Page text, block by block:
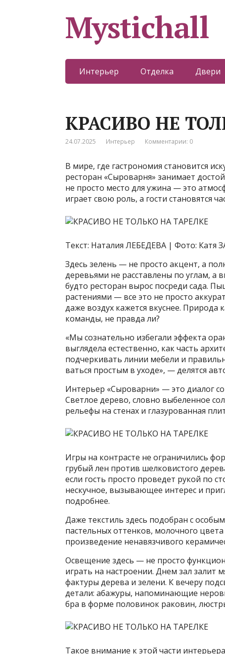
Mystichall
Интерьер Отделка Двери
КРАСИВО НЕ
24.07.2025 Интерьер Комментарии: 0
В мире, где гастрономия становится
ресторан «Сыроварня» занимает
не просто место для ужина — это
играет свою роль, а гости становятся
Текст: Наталия ЛЕБЕДЕВА | Фото: Катя
Здесь зелень — не просто акцент, а
деревьями не расставлены по углам, а
будто ресторан вырос посреди сада.
растениями — все это не просто
даже воздух кажется вкуснее.
команды, не правда ли?
«Мы сознательно избегали эффекта
выглядела естественно, как часть
подчеркивать линии мебели и
ваться простым в уходе», — делятся
Интерьер «Сыроварни» — это диалог
Светлое дерево, словно выбеленное
рельефы на стенах и глазурованная
Игры на контрасте не ограничились
грубый лен против шелковистого
если гость просто проведет рукой по
нескучное, вызывающее интерес и
подробнее.
Даже текстиль здесь подобран с
пастельных оттенков, молочного
произведение ненавязчивого
Освещение здесь — не просто
играть на настроении. Днем зал
фактуры дерева и зелени. К вечеру
детали: абажуры, напоминающие
бра в форме половинок раковин,
Такое внимание к этой части